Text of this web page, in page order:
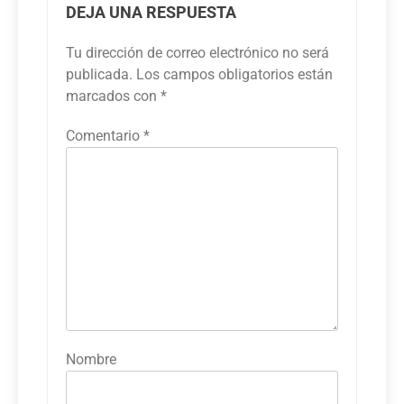
DEJA UNA RESPUESTA
Tu dirección de correo electrónico no será
publicada. Los campos obligatorios están
marcados con *
Comentario *
Nombre